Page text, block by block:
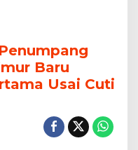
Baru
Usai Cuti